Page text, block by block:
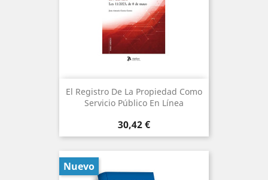
El Registro De La Propiedad Como
Servicio Público En Línea
Precio
30,42 €
Nuevo